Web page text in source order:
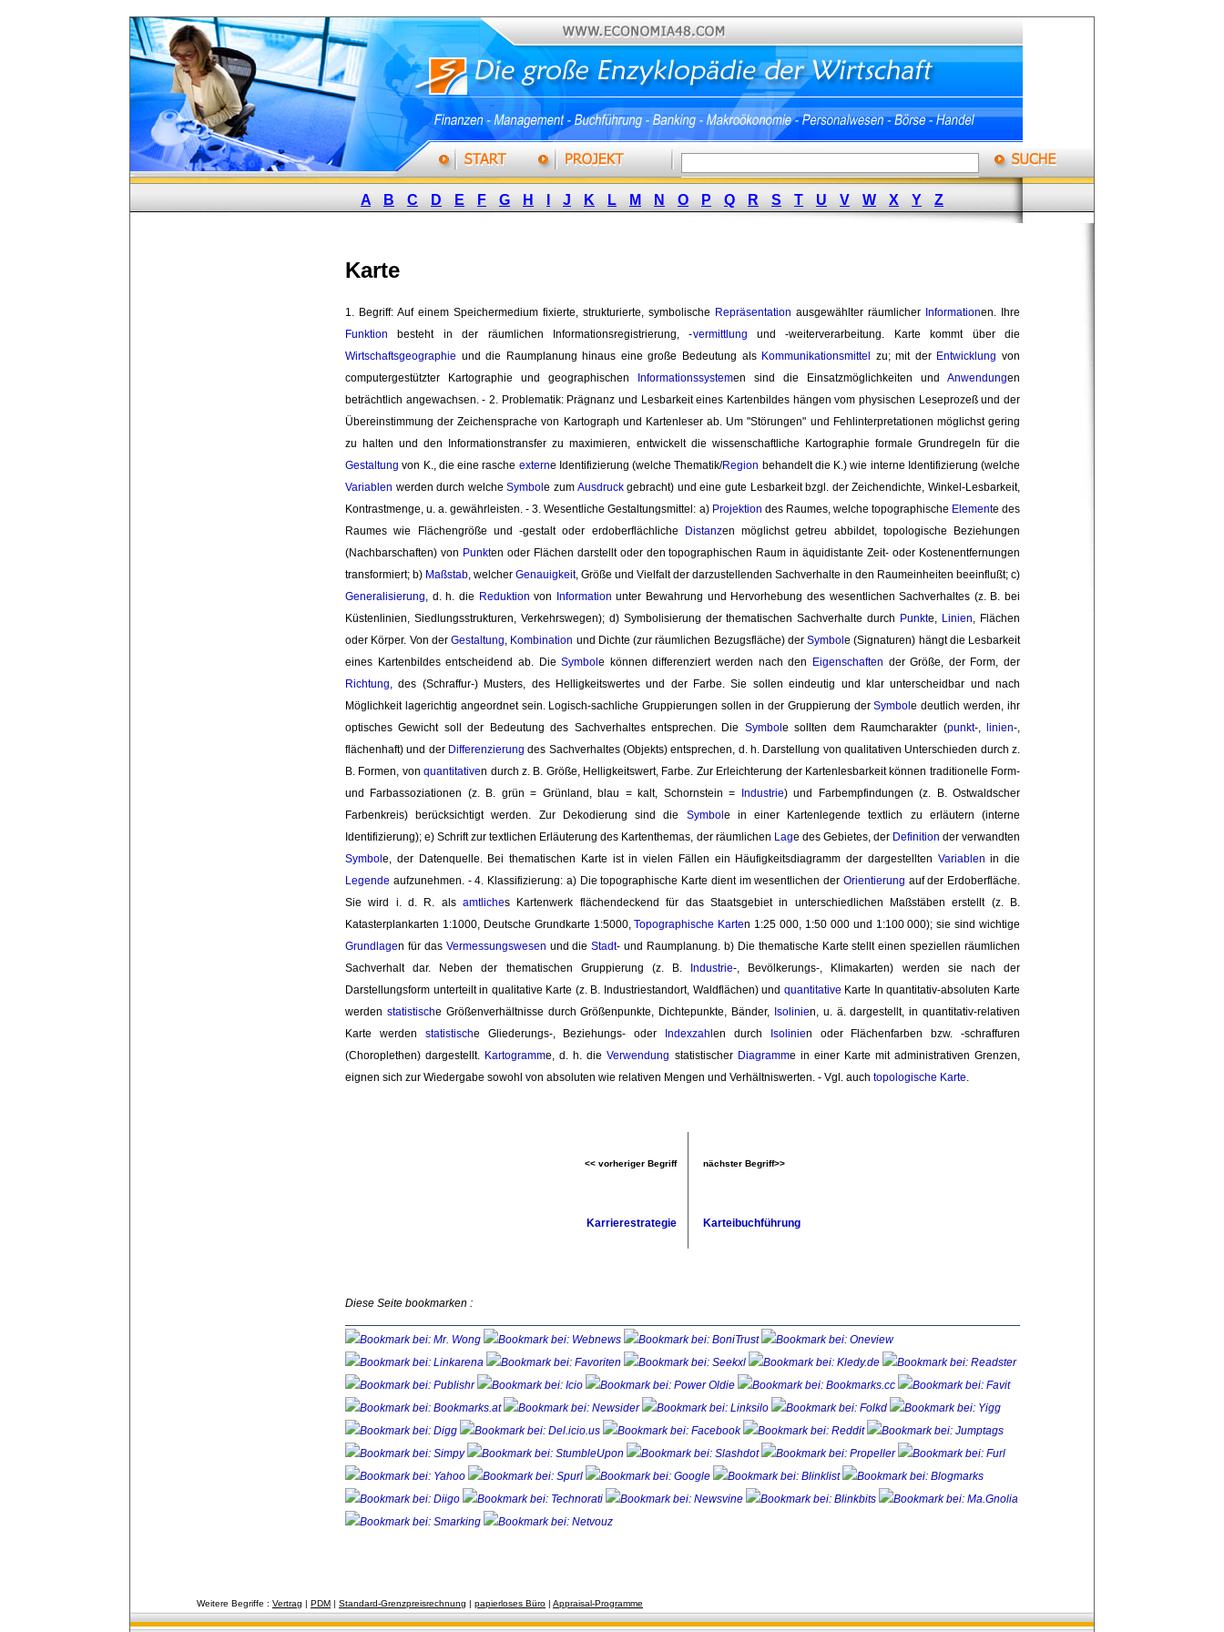
A B C D E F G H J K L M N O P Q R S T U V W X Y Z
Karte
1. Begriff: Auf einem Speichermedium fixierte, strukturierte, symbolische Repräsentation ausgewählter räumlicher Informationen. Ihre
Funktion besteht in der räumlichen Informationsregistrierung, -vermittlung und -weiterverarbeitung. Karte kommt über die
Wirtschaftsgeographie und die Raumplanung hinaus eine große Bedeutung als Kommunikationsmittel zu; mit der Entwicklung von
computergestützter Kartographie und geographischen
Informationssystemen sind die Einsatzmöglichkeiten und Anwendungen
beträchtlich angewachsen. - 2. Problematik: Prägnanz und Lesbarkeit eines Kartenbildes hängen vom physischen Leseprozeß und der
Übereinstimmung der Zeichensprache von Kartograph und Kartenleser ab. Um "Störungen" und Fehlinterpretationen möglichst gering
zu halten und den Informationstransfer zu maximieren, entwickelt die wissenschaftliche Kartographie formale Grundregeln für die
Gestaltung von K., die eine rasche externe Identifizierung (welche Thematik/Region behandelt die K.) wie interne Identifizierung (welche
Variablen werden durch welche Symbole zum Ausdruckgebracht) und eine gute Lesbarkeit bzgl. der Zeichendichte, Winkel-Lesbarkeit,
Kontrastmenge, u. a. gewährleisten. - 3. Wesentliche Gestaltungsmittel: a) Projektion des Raumes, welche topographische Elemente des
Raumes wie Flächengröße und -gestalt oder erdoberflächliche
Distanzen möglichst getreu abbildet, topologische Beziehungen
(Nachbarschaften) von Punkten oder Flächen darstellt oder den topographischen Raum in äquidistante Zeit- oder Kostenentfernungen
transformiert; b) Maßstab, welcher Genauigkeit, Größe und Vielfalt der darzustellenden Sachverhalte in den Raumeinheiten beeinflußt; c)
Generalisierung, d. h. die Reduktion von Information unter Bewahrung und Hervorhebung des wesentlichen Sachverhaltes (z. B. bei
Küstenlinien, Siedlungsstrukturen, Verkehrswegen); d) Symbolisierung der thematischen Sachverhalte durch Punkte, Linien, Flächen
oder Körper. Von der Gestaltung, Kombination und Dichte (zur räumlichen Bezugsfläche) der Symbol e (Signaturen) hängt die Lesbarkeit
eines Kartenbildes entscheidend ab. DieSymbole können differenziert werden nach den Eigenschaften der Größe, der Form, der
Richtung, des (Schraffur-) Musters, des Helligkeitswertes und der Farbe. Sie sollen eindeutig und klar unterscheidbar und nach
Möglichkeit lagerichtig angeordnet sein. Logisch-sachliche Gruppierungen sollen in der Gruppierung derSymbole deutlich werden, ihr
optisches Gewicht soll der Bedeutung des Sachverhaltes entsprechen. Die Symbol e sollten dem Raumcharakter (punkt-, linien-,
flächenhaft) und der Differenzierung des Sachverhaltes (Objekts) entsprechen, d. h. Darstellung von qualitativen Unterschieden durch z.
B. Formen, vonquantitativen durch z. B. Größe, Helligkeitswert, Farbe. Zur Erleichterung der Kartenlesbarkeit können traditionelle Form-
und Farbassoziationen (z. B. grün = Grünland, blau = kalt, Schornstein =
Industrie) und Farbempfindungen (z. B. Ostwaldscher
Farbenkreis) berücksichtigt werden. Zur Dekodierung sind die Symbol e in einer Kartenlegende textlich zu erläutern (interne
Identifizierung); e) Schrift zur textlichen Erläuterung des Kartenthemas, der räumlichen Lage des Gebietes, der Definition der verwandten
Symbol e, der Datenquelle. Bei thematischen Karte ist in vielen Fällen ein Häufigkeitsdiagramm der dargestellten Variablen in die
Legende aufzunehmen. - 4. Klassifizierung: a) Die topographische Karte dient im wesentlichen der Orientierung auf der Erdoberfläche.
Sie wird i. d. R. alsamtliches Kartenwerk flächendeckend für das Staatsgebiet in unterschiedlichen Maßstäben erstellt (z. B.
Katasterplankarten 1:1000, Deutsche Grundkarte 1:5000,Topographische Karten 1:25 000, 1:50 000 und 1:100 000); sie sind wichtige
Grundlagen für das Vermessungswesen und die Stadt- und Raumplanung. b) Die thematische Karte stellt einen speziellen räumlichen
Sachverhalt dar. Neben der thematischen Gruppierung (z. B.
Industrie-, Bevölkerungs-, Klimakarten) werden sie nach der
Darstellungsform unterteilt in qualitative Karte (z. B. Industriestandort, Waldflächen) und quantitative Karte In quantitativ-absoluten Karte
werden statistische Größenverhältnisse durch Größenpunkte, Dichtepunkte, Bänder, Isolinien, u. ä. dargestellt, in quantitativ-relativen
Karte werden statistische Gliederungs-, Beziehungs- oder Indexzahlen durch Isolinien oder Flächenfarben bzw. -schraffuren
(Choroplethen) dargestellt. Kartogramme, d. h. dieVerwendung statistischer Diagramme in einer Karte mit administrativen Grenzen,
eignen sich zur Wiedergabe sowohl von absoluten wie relativen Mengen und Verhältniswerten. - Vgl. auch topologische Karte.
<< vorheriger Begriff nächster Begriff>>
Karrierestrategie Karteibuchführung
Diese Seite bookmarken :
Weitere Begriffe : Vertrag | PDM | Standard-Grenzpreisrechnung | papierloses Büro | Appraisal-Programme